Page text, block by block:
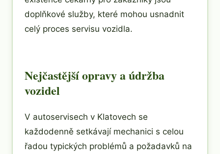
doplňkové služby, které mohou usnadnit
celý proces servisu vozidla.
Nejčastější opravy a údržba
vozidel
V autoservisech v Klatovech se
každodenně setkávají mechanici s celou
řadou typických problémů a požadavků na